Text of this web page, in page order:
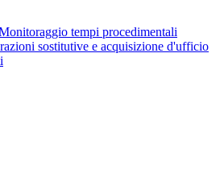
tempi procedimentali
sostitutive e acquisizione d'ufficio